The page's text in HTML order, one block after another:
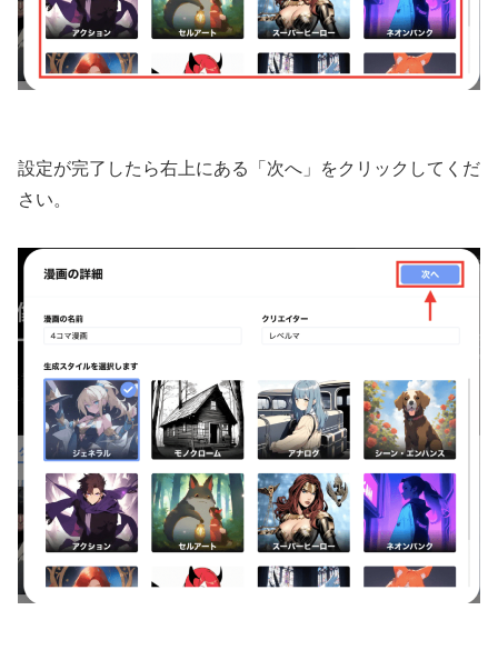
設定が完了したら右上にある「次へ」をクリックしてくだ
さい。